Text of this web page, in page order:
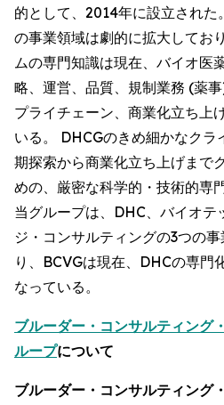
的として、2014年に設立され
の事業領域は劇的に拡大してお
ムの専門知識は現在、バイオ医
略、運営、品質、規制業務 (薬
プライチェーン、商業化立ち上
いる。 DHCGのきめ細かなクラ
期探索から商業化立ち上げまで
めの、厳密な科学的・技術的専
当グループは、DHC、バイオテ
ジ・コンサルティングの3つの
り、BCVGは現在、DHCの専門
なっている。
ブルーダー・コンサルティング
ループについて
ブルーダー・コンサルティング